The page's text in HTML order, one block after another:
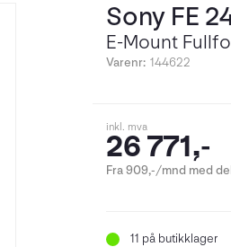
Sony FE
E-Mount
Varenr: 144622
inkl. mva
26 771,-
Fra 909,-/mnd med
11 på butikklager